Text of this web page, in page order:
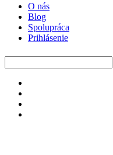
O nás
Blog
Spolupráca
Prihlásenie